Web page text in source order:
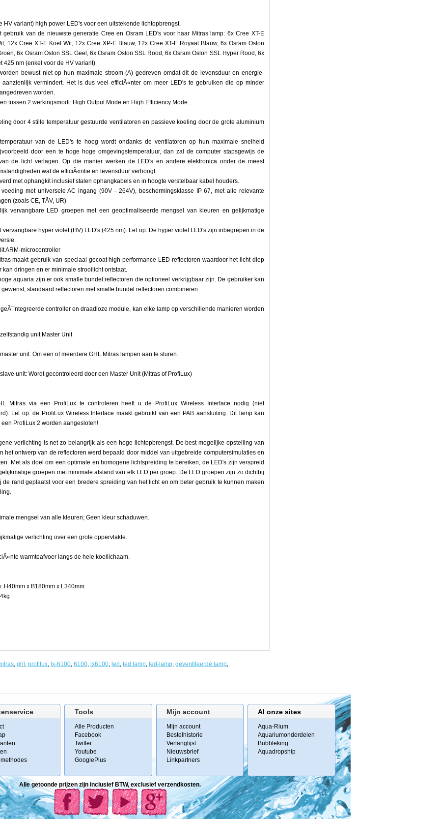
HV variant) high power LED's voor een uitstekende lichtopbrengst.
gebruik van de nieuwste generatie Cree en Osram LED's voor haar Mitras lamp: 6x Cree XT-E
12x Cree XT-E Koel Wit, 12x Cree XP-E Blauw, 12x Cree XT-E Royaal Blauw, 6x Osram Oslon
6x Osram Oslon SSL Geel, 6x Osram Oslon SSL Rood, 6x Osram Oslon SSL Hyper Rood, 6x
425 nm (enkel voor de HV variant)
bewust niet op hun maximale stroom (A) gedreven omdat dit de levensduur en energie-
aanzienlijk vermindert. Het is dus veel efficiÃ«nter om meer LED's te gebruiken die op minder
worden.
tussen 2 werkingsmodi: High Output Mode en High Efficiency Mode.
door 4 stille temperatuur gestuurde ventilatoren en passieve koeling door de grote aluminium
van de LED's te hoog wordt ondanks de ventilatoren op hun maximale snelheid
door een te hoge hoge omgevingstemperatuur, dan zal de computer stapsgewijs de
de licht verlagen. Op die manier werken de LED's en andere elektronica onder de meest
wat de efficiÃ«ntie en levensduur verhoogt.
met ophangkit inclusief stalen ophangkabels en in hoogte verstelbaar kabel houders.
voeding met universele AC ingang (90V - 264V), beschermingsklasse IP 67, met alle relevante
(zoals CE, TÃV, UR)
vervangbare LED groepen met een geoptimaliseerde mengsel van kleuren en gelijkmatige
vervangbare hyper violet (HV) LED's (425 nm). Let op: De hyper violet LED's zijn inbegrepen in de
ARM-microcontroller
maakt gebruik van speciaal gecoat high-performance LED reflectoren waardoor het licht diep
kan dringen en er minimale strooilicht ontstaat.
aquaria zijn er ook smalle bundel reflectoren die optioneel verkrijgbaar zijn. De gebruiker kan
standaard reflectoren met smalle bundel reflectoren combineren.
controller en draadloze module, kan elke lamp op verschillende manieren worden
unit Master Unit
unit: Om een of meerdere GHL Mitras lampen aan te sturen.
unit: Wordt gecontroleerd door een Master Unit (Mitras of ProfiLux)
Mitras via een ProfiLux te controleren heeft u de ProfiLux Wireless Interface nodig (niet
Let op: de ProfiLux Wireless Interface maakt gebruikt van een PAB aansluiting. Dit lamp kan
een ProfiLux 2 worden aangesloten!
verlichting is net zo belangrijk als een hoge lichtopbrengst. De best mogelijke opstelling van
het ontwerp van de reflectoren werd bepaald door middel van uitgebreide computersimulaties en
Met als doel om een optimale en homogene lichtspreiding te bereiken, de LED's zijn verspreid
groepen met minimale afstand van elk LED per groep. De LED groepen zijn zo dichtbij
de rand geplaatst voor een bredere spreiding van het licht en om beter gebruik te kunnen maken
mengsel van alle kleuren; Geen kleur schaduwen.
verlichting over een grote oppervlakte.
warmteafvoer langs de hele koellichaam.
H40mm x B180mm x L340mm
, ghl , profilux, lx-6100, 6100, lx6100, led , led lamp, led-lamp, geventileerde lamp,
Tools
Alle Producten
Facebook
Twitter
Youtube
GooglePlus
Mijn account
Mijn account
Bestelhistorie
Verlanglijst
Nieuwsbrief
Linkpartners
Al onze sites
Aqua-Rium
Aquariumonderdelen
Bubbleking
Aquadropship
Alle getoonde prijzen zijn inclusief BTW, exclusief verzendkosten.